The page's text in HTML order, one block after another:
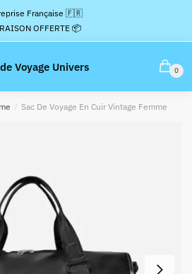
Française 🇫🇷
OFFERTE 📦
Voyage Univers 0
/ Sac De Voyage En Cuir Vintage Femme